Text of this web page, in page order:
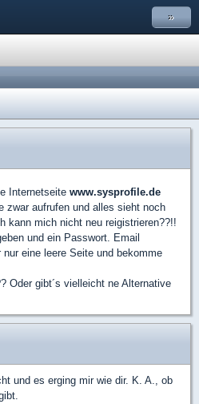
»
Internetseite www.sysprofile.de
zwar aufrufen und alles sieht noch
kann mich nicht neu reigistrieren??!!
und ein Passwort. Email
eine leere Seite und bekomme
Oder gibt´s vielleicht ne Alternative
und es erging mir wie dir. K. A., ob